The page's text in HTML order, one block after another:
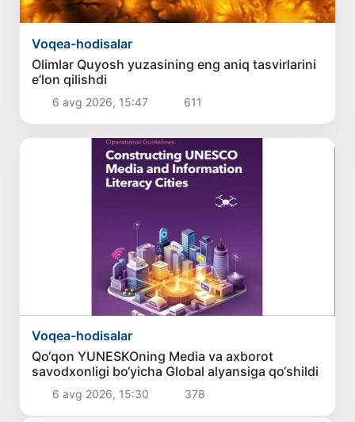
Voqea-hodisalar
Olimlar Quyosh yuzasining eng aniq tasvirlarini
e’lon qilishdi
6 avg 2026, 15:47 611
Voqea-hodisalar
Qo‘qon YUNESKOning Media va axborot
savodxonligi bo‘yicha Global alyansiga qo‘shildi
6 avg 2026, 15:30 378